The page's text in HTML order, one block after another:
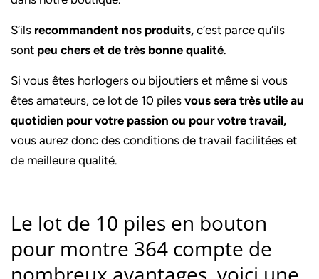
S’ils recommandent nos produits, c’est parce qu’ils
sont peu chers et de très bonne qualité.
Si vous êtes horlogers ou bijoutiers et même si vous
êtes amateurs, ce lot de 10 piles vous sera très utile au
quotidien pour votre passion ou pour votre travail,
vous aurez donc des conditions de travail facilitées et
de meilleure qualité.
Le lot de 10 piles en bouton
pour montre 364 compte de